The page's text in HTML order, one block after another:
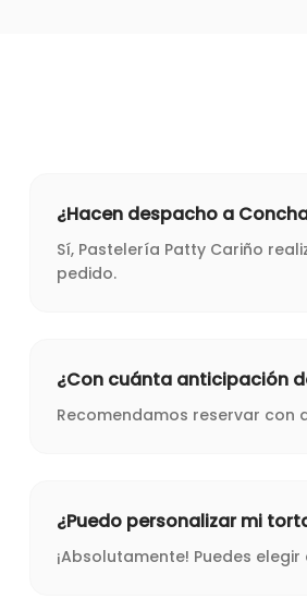
¿Hacen despacho a
Sí, Pastelería Patty Cariño
pedido.
¿Con cuánta anticipación
Recomendamos reservar con
¿Puedo personalizar mi
¡Absolutamente! Puedes